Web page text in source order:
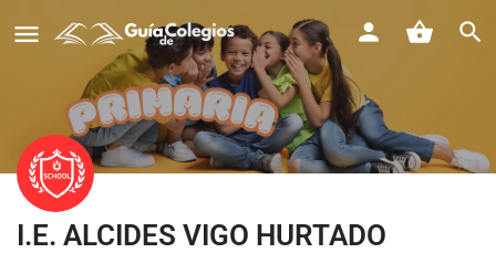
I.E. ALCIDES VIGO HURTADO